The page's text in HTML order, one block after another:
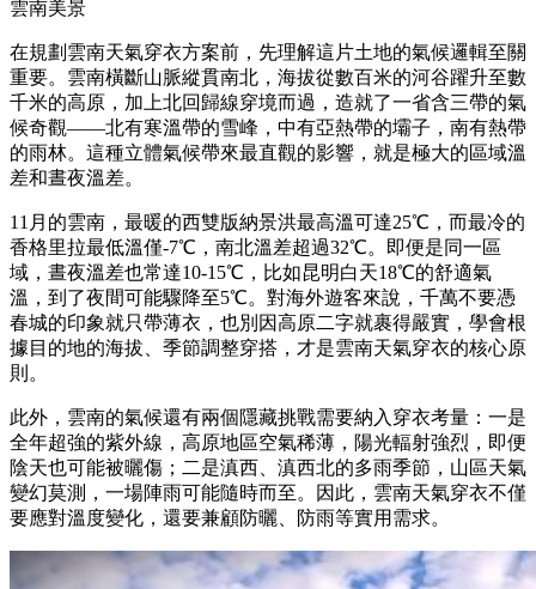
雲南美景
在規劃雲南天氣穿衣方案前，先理解這片土地的氣候邏輯至關
重要。雲南橫斷山脈縱貫南北，海拔從數百米的河谷躍升至數
千米的高原，加上北回歸線穿境而過，造就了一省含三帶的氣
候奇觀——北有寒溫帶的雪峰，中有亞熱帶的壩子，南有熱帶
的雨林。這種立體氣候帶來最直觀的影響，就是極大的區域溫
差和晝夜溫差。
11月的雲南，最暖的西雙版納景洪最高溫可達25℃，而最冷的
香格里拉最低溫僅-7℃，南北溫差超過32℃。即便是同一區
域，晝夜溫差也常達10-15℃，比如昆明白天18℃的舒適氣
溫，到了夜間可能驟降至5℃。對海外遊客來說，千萬不要憑
春城的印象就只帶薄衣，也別因高原二字就裹得嚴實，學會根
據目的地的海拔、季節調整穿搭，才是雲南天氣穿衣的核心原
則。
此外，雲南的氣候還有兩個隱藏挑戰需要納入穿衣考量：一是
全年超強的紫外線，高原地區空氣稀薄，陽光輻射強烈，即便
陰天也可能被曬傷；二是滇西、滇西北的多雨季節，山區天氣
變幻莫測，一場陣雨可能隨時而至。因此，雲南天氣穿衣不僅
要應對溫度變化，還要兼顧防曬、防雨等實用需求。